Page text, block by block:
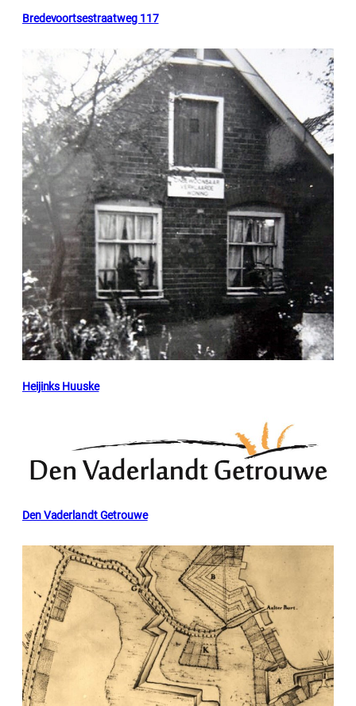
Bredevoortsestraatweg 117
Heijinks Huuske
Den Vaderlandt Getrouwe